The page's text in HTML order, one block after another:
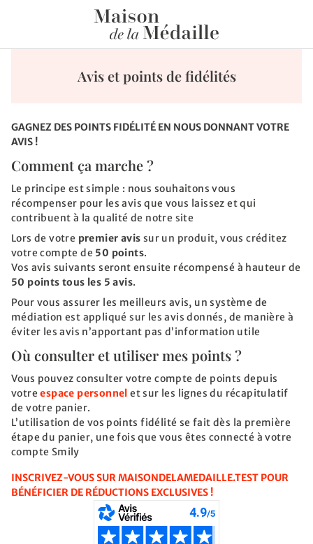
Avis et points de fidélités
GAGNEZ DES POINTS FIDÉLITÉ EN NOUS DONNANT VOTRE
AVIS !
Comment ça marche ?
Le principe est simple : nous souhaitons vous
récompenser pour les avis que vous laissez et qui
contribuent à la qualité de notre site
Lors de votre premier avis sur un produit, vous créditez
votre compte de 50 points.
Vos avis suivants seront ensuite récompensé à hauteur de
50 points tous les 5 avis.
Pour vous assurer les meilleurs avis, un système de
médiation est appliqué sur les avis donnés, de manière à
éviter les avis n’apportant pas d’information utile
Où consulter et utiliser mes points ?
Vous pouvez consulter votre compte de points depuis
votreespace personnel et sur les lignes du récapitulatif
de votre panier.
L’utilisation de vos points fidélité se fait dès la première
étape du panier, une fois que vous êtes connecté à votre
compte Smily
INSCRIVEZ-VOUS SUR MAISONDELAMEDAILLE.TEST POUR
BÉNÉFICIER DE RÉDUCTIONS EXCLUSIVES !